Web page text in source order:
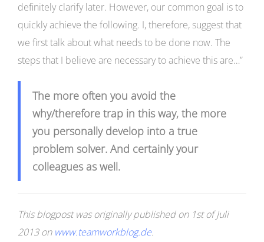
definitely clarify later. However, our common goal is to
quickly achieve the following. I, therefore, suggest that
we first talk about what needs to be done now. The
steps that I believe are necessary to achieve this are…”
The more often you avoid the
why/therefore trap in this way, the more
you personally develop into a true
problem solver. And certainly your
colleagues as well.
This blogpost was originally published on 1st of Juli
2013 on www.teamworkblog.de.